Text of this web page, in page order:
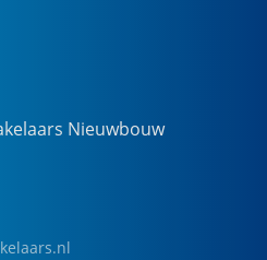
Nieuwbouw